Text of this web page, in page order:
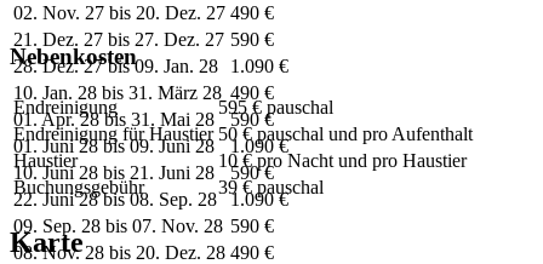
02. Nov. 27 bis 20. Dez. 27 490 €
21. Dez. 27 bis 27. Dez. 27 590 €
28. Dez. 27 bis 09. Jan. 28
1.090 €
10. Jan. 28 bis 31. März 28 490 €
01. Apr. 28 bis 31. Mai 28
590 €
01. Juni 28 bis 09. Juni 28
1.090 €
10. Juni 28 bis 21. Juni 28
590 €
22. Juni 28 bis 08. Sep. 28
1.090 €
09. Sep. 28 bis 07. Nov. 28 590 €
08. Nov. 28 bis 20. Dez. 28 490 €
Nebenkosten
Endreinigung
595 € pauschal
Endreinigung für Haustier 50 € pauschal und pro Aufenthalt
Haustier
10 € pro Nacht und pro Haustier
Buchungsgebühr
39 € pauschal
Karte